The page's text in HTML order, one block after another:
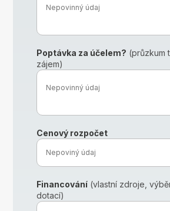
Poptávka za účelem? (průzkum
zájem)
Cenový rozpočet
Financování (vlastní zdroje,
dotací)